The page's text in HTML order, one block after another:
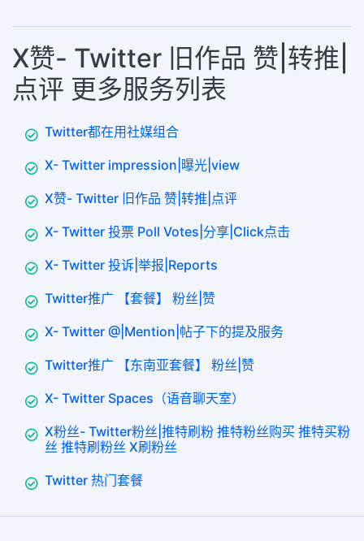
X赞- Twitter 旧作品 赞|转推|
点评 更多服务列表
Twitter都在用社媒组合
X- Twitter impression|曝光|view
X赞- Twitter 旧作品 赞|转推|点评
X- Twitter 投票 Poll Votes|分享|Click点击
X- Twitter 投诉|举报|Reports
Twitter推广 【套餐】 粉丝|赞
X- Twitter @|Mention|帖子下的提及服务
Twitter推广 【东南亚套餐】 粉丝|赞
X- Twitter Spaces（语音聊天室）
X粉丝- Twitter粉丝|推特刷粉 推特粉丝购买 推特买粉
丝 推特刷粉丝 X刷粉丝
Twitter 热门套餐